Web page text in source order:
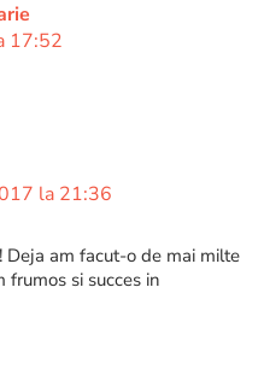
17:52
la 21:36
Deja am facut-o de mai milte
frumos si succes in